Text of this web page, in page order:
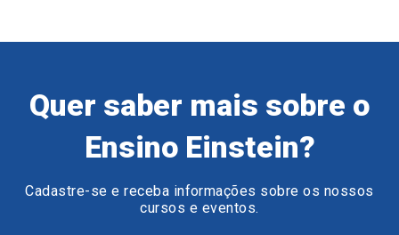
Quer saber mais sobre o
Ensino Einstein?
Cadastre-se e receba informações sobre os nossos
cursos e eventos.